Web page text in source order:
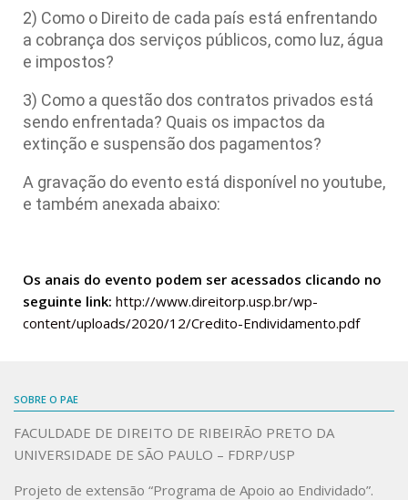
2) Como o Direito de cada país está enfrentando
a cobrança dos serviços públicos, como luz, água
e impostos?
3) Como a questão dos contratos privados está
sendo enfrentada? Quais os impactos da
extinção e suspensão dos pagamentos?
A gravação do evento está disponível no youtube,
e também anexada abaixo:
Os anais do evento podem ser acessados clicando no
seguinte link: http://www.direitorp.usp.br/wp-
content/uploads/2020/12/Credito-Endividamento.pdf
SOBRE O PAE
FACULDADE DE DIREITO DE RIBEIRÃO PRETO DA
UNIVERSIDADE DE SÃO PAULO – FDRP/USP
Projeto de extensão “Programa de Apoio ao Endividado”.